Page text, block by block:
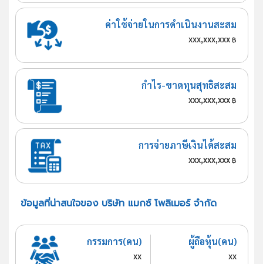
ค่าใช้จ่ายในการดำเนินงานสะสม
xxx,xxx,xxx฿
กำไร-ขาดทุนสุทธิสะสม
xxx,xxx,xxx฿
การจ่ายภาษีเงินได้สะสม
xxx,xxx,xxx฿
ข้อมูลที่น่าสนใจของ บริษัท แมกซ์ โพลิเมอร์ จำกัด
กรรมการ(คน)
xx
ผู้ถือหุ้น(คน)
xx